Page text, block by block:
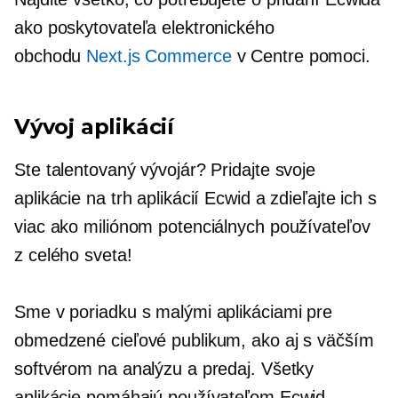
ako poskytovateľa elektronického
obchodu Next.js Commercev Centre pomoci.
Vývoj aplikácií
Ste talentovaný vývojár? Pridajte svoje
aplikácie na trh aplikácií Ecwid a zdieľajte ich s
viac ako miliónom potenciálnych používateľov
z celého sveta!
Sme v poriadku s malými aplikáciami pre
obmedzené cieľové publikum, ako aj s väčším
softvérom na analýzu a predaj. Všetky